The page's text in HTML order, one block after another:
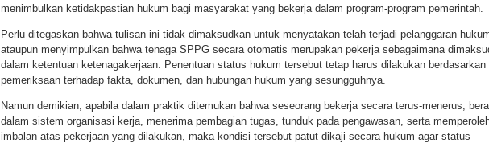
menimbulkan ketidakpastian hukum bagi masyarakat yang bekerja dalam program-program pemerintah.
Perlu ditegaskan bahwa tulisan ini tidak dimaksudkan untuk menyatakan telah terjadi pelanggaran
ataupun menyimpulkan bahwa tenaga SPPG secara otomatis merupakan pekerja sebagaimana
dalam ketentuan ketenagakerjaan. Penentuan status hukum tersebut tetap harus dilakukan berdasarkan
pemeriksaan terhadap fakta, dokumen, dan hubungan hukum yang sesungguhnya.
Namun demikian, apabila dalam praktik ditemukan bahwa seseorang bekerja secara terus-menerus,
dalam sistem organisasi kerja, menerima pembagian tugas, tunduk pada pengawasan, serta
imbalan atas pekerjaan yang dilakukan, maka kondisi tersebut patut dikaji secara hukum agar status